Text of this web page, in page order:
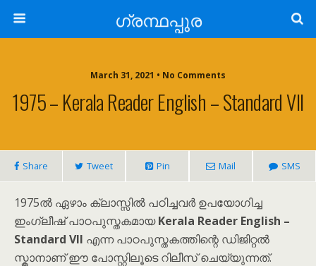
ഗ്രന്ഥപ്പുര
March 31, 2021 • No Comments
1975 – Kerala Reader English – Standard VII
Share Tweet Pin Mail SMS
1975ൽ ഏഴാം ക്ലാസ്സിൽ പഠിച്ചവർ ഉപയോഗിച്ച
ഇംഗ്ലീഷ് പാഠപുസ്തകമായKerala Reader English –
Standard VII എന്ന പാഠപുസ്തകത്തിന്റെ ഡിജിറ്റൽ
സ്കാനാണ് ഈ പോസ്റ്റിലൂടെ റിലീസ് ചെയ്യുന്നത്.